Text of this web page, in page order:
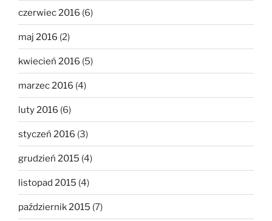
czerwiec 2016 (6)
maj 2016 (2)
kwiecień 2016 (5)
marzec 2016 (4)
luty 2016 (6)
styczeń 2016 (3)
grudzień 2015 (4)
listopad 2015 (4)
październik 2015 (7)